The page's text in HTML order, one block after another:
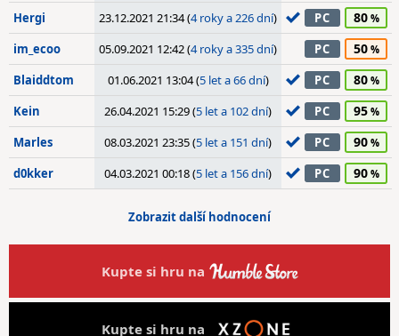
Hergi 23.12.2021 21:34 (4 roky a 226 dní) PC 80
im_ecoo 05.09.2021 12:42 (4 roky a 335 dní) PC 50
Blaiddtom 01.06.2021 13:04 (5 let a 66 dní) PC 80
Kein 26.04.2021 15:29 (5 let a 102 dní) PC 95
Marles 08.03.2021 23:35 (5 let a 151 dní) PC 90
d0kker 04.03.2021 00:18 (5 let a 156 dní) PC 90
Zobrazit další hodnocení
Kupte si hru na
Kupte si hru na